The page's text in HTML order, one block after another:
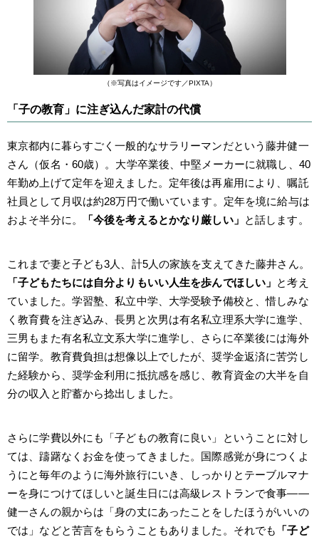
（※写真はイメージです／PIXTA）
「子の教育」に注ぎ込んだ家計の代償
東京都内に暮らすごく一般的なサラリーマンだという藤井健一
さん（仮名・60歳）。大学卒業後、中堅メーカーに就職し、40
年勤め上げて定年を迎えました。定年後は再雇用により、嘱託
社員として月収は約28万円で働いています。定年を境に給与は
およそ半分に。
「今後を考えるとかなり厳しい」 と話します。
これまで妻と子ども3人、計5人の家族を支えてきた藤井さん。
「子どもたちには自分よりもいい人生を歩んでほしい」 と考え
ていました。学習塾、私立中学、大学受験予備校と、惜しみな
く教育費を注ぎ込み、長男と次男は有名私立理系大学に進学、
三男もまた有名私立文系大学に進学し、さらに卒業後には海外
に留学。教育費負担は想像以上でしたが、奨学金返済に苦労し
た経験から、奨学金利用に抵抗感を感じ、教育資金の大半を自
分の収入と貯蓄から捻出しました。
さらに学費以外にも「子どもの教育に良い」ということに対し
ては、躊躇なくお金を使ってきました。国際感覚が身につくよ
うにと毎年のように海外旅行にいき、しっかりとテーブルマナ
ーを身につけてほしいと誕生日には高級レストランで食事――
健一さんの親からは「身の丈にあったことをしたほうがいいの
では」などと苦言をもらうこともありました。それでも
「子ど